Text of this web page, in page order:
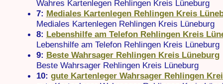
Wahres Kartenlegen Rehlingen Kreis Lüneburg
7: Mediales Kartenlegen Rehlingen Kreis
Mediales Kartenlegen Rehlingen Kreis Lüneburg
8: Lebenshilfe am Telefon Rehlingen Kreis
Lebenshilfe am Telefon Rehlingen Kreis Lüneburg
9: Beste Wahrsager Rehlingen Kreis Lüneburg
Beste Wahrsager Rehlingen Kreis Lüneburg
10: gute Kartenleger Wahrsager Rehlingen